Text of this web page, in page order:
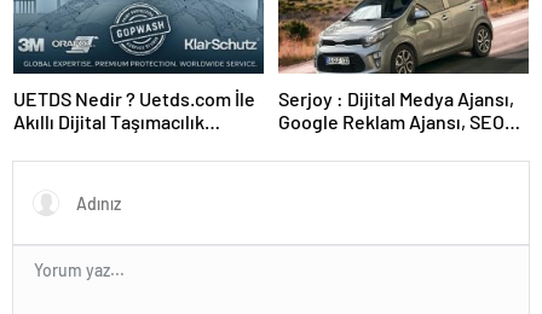
UETDS Nedir ? Uetds.com İle
Akıllı Dijital Taşımacılık
Serjoy : Dijital Medya Ajansı,
Google Reklam Ajansı, SEO